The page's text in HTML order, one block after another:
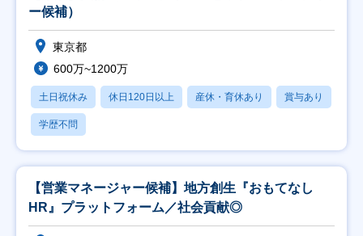
ー候補）
東京都
600万~1200万
土日祝休み 休日120日以上 産休・育休あり 賞与あり
学歴不問
【営業マネージャー候補】地方創生『おもてなし
HR』プラットフォーム／社会貢献◎